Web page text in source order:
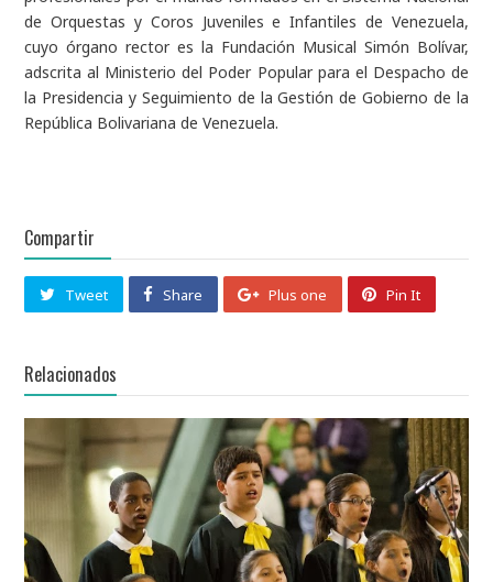
de Orquestas y Coros Juveniles e Infantiles de Venezuela,
cuyo órgano rector es la Fundación Musical Simón Bolívar,
adscrita al Ministerio del Poder Popular para el Despacho de
la Presidencia y Seguimiento de la Gestión de Gobierno de la
República Bolivariana de Venezuela.
Compartir
Tweet Share Plus one Pin It
Relacionados